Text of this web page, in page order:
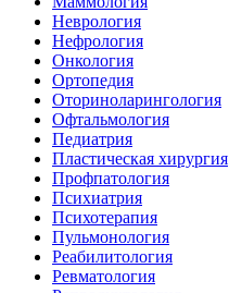
Неврология
Нефрология
Онкология
Ортопедия
Оториноларингология
Офтальмология
Педиатрия
Пластическая хирургия
Профпатология
Психиатрия
Психотерапия
Пульмонология
Реабилитология
Ревматология